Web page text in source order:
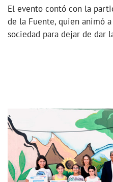
El evento contó con la
de la Fuente, quien animó
sociedad para dejar de dar